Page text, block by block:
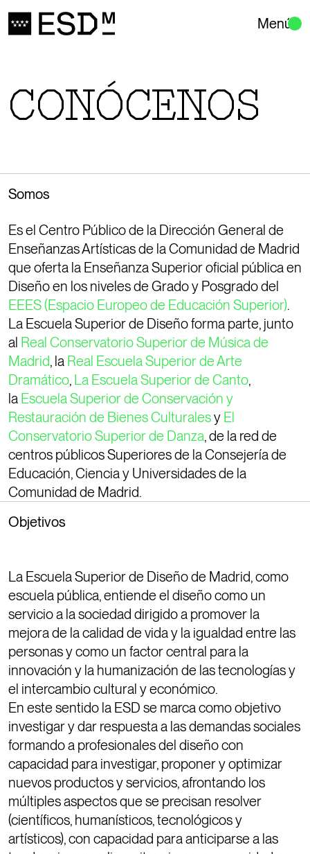
Menú
CONÓCENOS
Somos
Es el Centro Público de la Dirección General de
Enseñanzas Artísticas de la Comunidad de Madrid
que oferta la Enseñanza Superior oficial pública en
Diseño en los niveles de Grado y Posgrado del
EEES (Espacio Europeo de Educación Superior).
La Escuela Superior de Diseño forma parte, junto
al Real Conservatorio Superior de Música de
Madrid, la Real Escuela Superior de Arte
Dramático, La Escuela Superior de Canto,
la Escuela Superior de Conservación y
Restauración de Bienes Culturalesy El
Conservatorio Superior de Danza, de la red de
centros públicos Superiores de la Consejería de
Educación, Ciencia y Universidades de la
Comunidad de Madrid.
Objetivos
La Escuela Superior de Diseño de Madrid, como
escuela pública, entiende el diseño como un
servicio a la sociedad dirigido a promover la
mejora de la calidad de vida y la igualdad entre las
personas y como un factor central para la
innovación y la humanización de las tecnologías y
el intercambio cultural y económico.
En este sentido la ESD se marca como objetivo
investigar y dar respuesta a las demandas sociales
formando a profesionales del diseño con
capacidad para investigar, proponer y optimizar
nuevos productos y servicios, afrontando los
múltiples aspectos que se precisan resolver
(científicos, humanísticos, tecnológicos y
artísticos), con capacidad para anticiparse a las